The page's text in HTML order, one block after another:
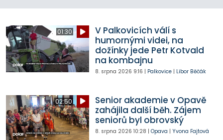
01:30
V Palkovicích válí s
humornými videi, na
dožínky jede Petr Kotvald
na kombajnu
8. srpna 2026 9:16 | Palkovice| Libor Běčák
02:50
Senior akademie v Opavě
zahájila další běh. Zájem
seniorů byl obrovský
8. srpna 2026 10:28 | Opava | Yvona Fajtová